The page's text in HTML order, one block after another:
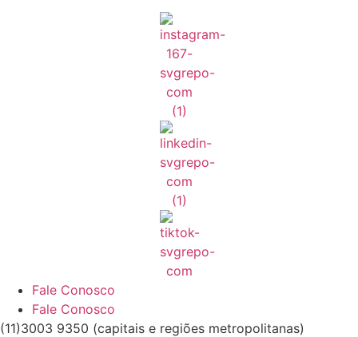
Fale Conosco
Fale Conosco
(11)3003 9350 (capitais e regiões metropolitanas)